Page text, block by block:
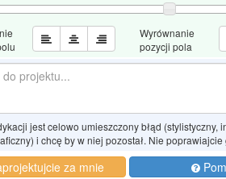
Wyrównanie
pozycji pola
jest celowo umieszczony błąd (stylistyczny,
i chcę by w niej pozostał. Nie poprawiajcie
za mnie